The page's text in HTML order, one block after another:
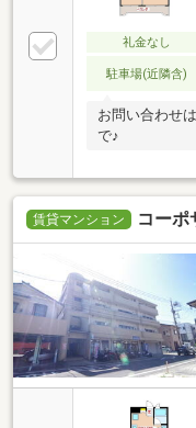
礼金なし
駐車場(近隣含)
お問い合わせ
で♪
賃貸マンション コーポ